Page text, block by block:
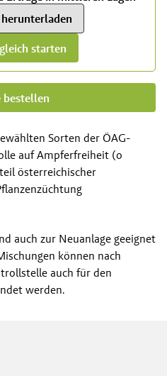
starten
bestellen
Sorten der ÖAG-
auf Ampferfreiheit (o
österreichischer
auch zur Neuanlage geeignet
können nach
auch für den
werden.